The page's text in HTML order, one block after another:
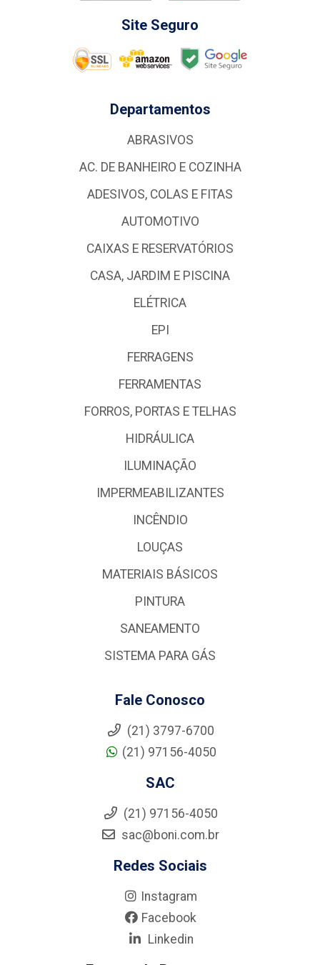
Site Seguro
Departamentos
ABRASIVOS
AC. DE BANHEIRO E COZINHA
ADESIVOS, COLAS E FITAS
AUTOMOTIVO
CAIXAS E RESERVATÓRIOS
CASA, JARDIM E PISCINA
ELÉTRICA
EPI
FERRAGENS
FERRAMENTAS
FORROS, PORTAS E TELHAS
HIDRÁULICA
ILUMINAÇÃO
IMPERMEABILIZANTES
INCÊNDIO
LOUÇAS
MATERIAIS BÁSICOS
PINTURA
SANEAMENTO
SISTEMA PARA GÁS
Fale Conosco
(21) 3797-6700
(21) 97156-4050
SAC
(21) 97156-4050
sac@boni.com.br
Redes Sociais
Instagram
Facebook
Linkedin